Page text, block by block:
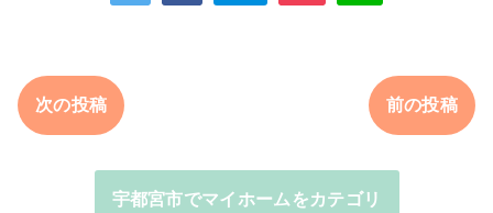
次の投稿 前の投稿
宇都宮市でマイホームをカテゴリ